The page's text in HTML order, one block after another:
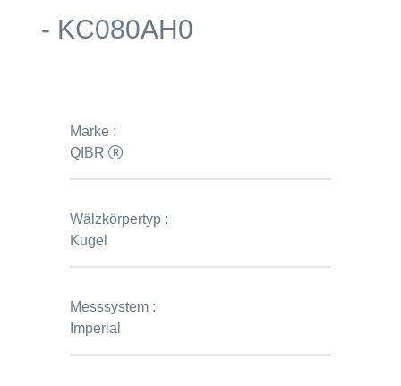
- KC080AH0
Marke :
QIBR
Wälzkörpertyp :
Kugel
Messsystem :
Imperial